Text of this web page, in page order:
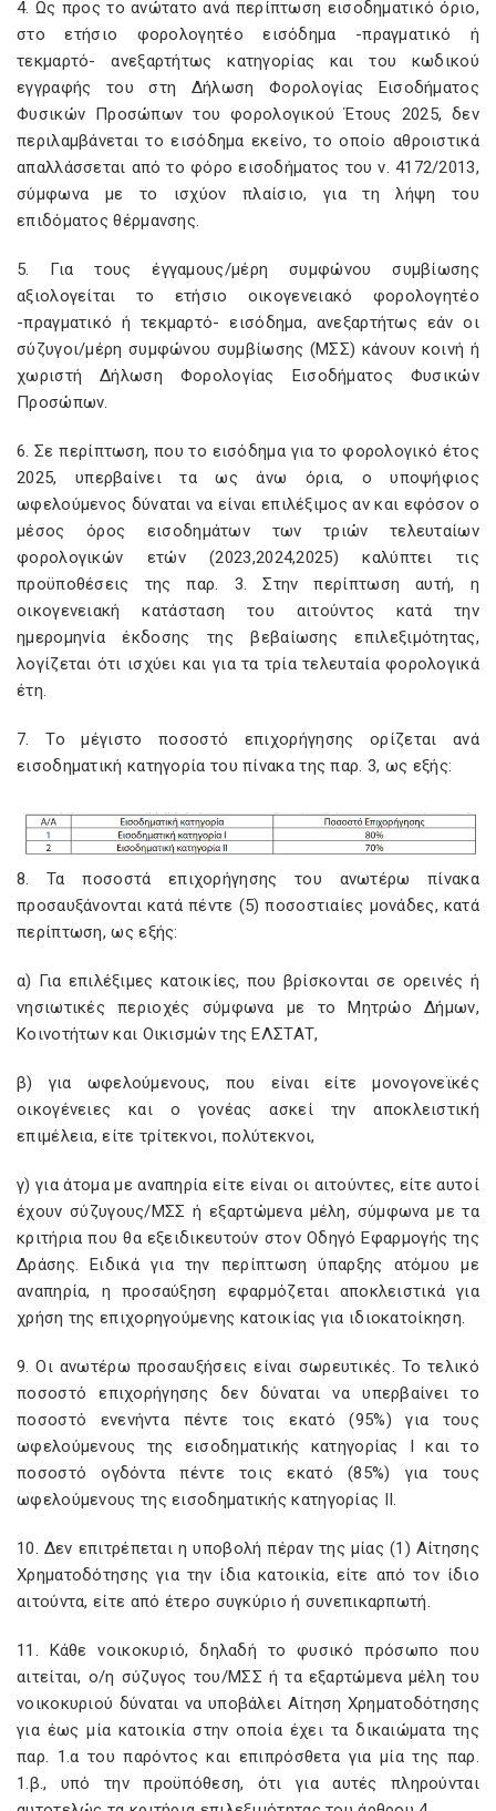
4. Ως προς το ανώτατο ανά περίπτωση εισοδηματικό όριο,
στο ετήσιο φορολογητέο εισόδημα -πραγματικό ή
τεκμαρτό- ανεξαρτήτως κατηγορίας και του κωδικού
εγγραφής του στη Δήλωση Φορολογίας Εισοδήματος
Φυσικών Προσώπων του φορολογικού Έτους 2025, δεν
περιλαμβάνεται το εισόδημα εκείνο, το οποίο αθροιστικά
απαλλάσσεται από το φόρο εισοδήματος του ν. 4172/2013,
σύμφωνα με το ισχύον πλαίσιο, για τη λήψη του
επιδόματος θέρμανσης.
5. Για τους έγγαμους/μέρη συμφώνου συμβίωσης
αξιολογείται το ετήσιο οικογενειακό φορολογητέο
-πραγματικό ή τεκμαρτό- εισόδημα, ανεξαρτήτως εάν οι
σύζυγοι/μέρη συμφώνου συμβίωσης (ΜΣΣ) κάνουν κοινή ή
χωριστή Δήλωση Φορολογίας Εισοδήματος Φυσικών
Προσώπων.
6. Σε περίπτωση, που το εισόδημα για το φορολογικό έτος
2025, υπερβαίνει τα ως άνω όρια, ο υποψήφιος
ωφελούμενος δύναται να είναι επιλέξιμος αν και εφόσον ο
μέσος όρος εισοδημάτων των τριών τελευταίων
φορολογικών ετών (2023,2024,2025) καλύπτει τις
προϋποθέσεις της παρ. 3. Στην περίπτωση αυτή, η
οικογενειακή κατάσταση του αιτούντος κατά την
ημερομηνία έκδοσης της βεβαίωσης επιλεξιμότητας,
λογίζεται ότι ισχύει και για τα τρία τελευταία φορολογικά
έτη.
7. Το μέγιστο ποσοστό επιχορήγησης ορίζεται ανά
εισοδηματική κατηγορία του πίνακα της παρ. 3, ως εξής:
8. Τα ποσοστά επιχορήγησης του ανωτέρω πίνακα
προσαυξάνονται κατά πέντε (5) ποσοστιαίες μονάδες, κατά
περίπτωση, ως εξής:
α) Για επιλέξιμες κατοικίες, που βρίσκονται σε ορεινές ή
νησιωτικές περιοχές σύμφωνα με το Μητρώο Δήμων,
Κοινοτήτων και Οικισμών της ΕΛΣΤΑΤ,
β) για ωφελούμενους, που είναι είτε μονογονεϊκές
οικογένειες και ο γονέας ασκεί την αποκλειστική
επιμέλεια, είτε τρίτεκνοι, πολύτεκνοι,
γ) για άτομα με αναπηρία είτε είναι οι αιτούντες, είτε αυτοί
έχουν σύζυγους/ΜΣΣ ή εξαρτώμενα μέλη, σύμφωνα με τα
κριτήρια που θα εξειδικευτούν στον Οδηγό Εφαρμογής της
Δράσης. Ειδικά για την περίπτωση ύπαρξης ατόμου με
αναπηρία, η προσαύξηση εφαρμόζεται αποκλειστικά για
χρήση της επιχορηγούμενης κατοικίας για ιδιοκατοίκηση.
9. Οι ανωτέρω προσαυξήσεις είναι σωρευτικές. Το τελικό
ποσοστό επιχορήγησης δεν δύναται να υπερβαίνει το
ποσοστό ενενήντα πέντε τοις εκατό (95%) για τους
ωφελούμενους της εισοδηματικής κατηγορίας Ι και το
ποσοστό ογδόντα πέντε τοις εκατό (85%) για τους
ωφελούμενους της εισοδηματικής κατηγορίας ΙΙ.
10. Δεν επιτρέπεται η υποβολή πέραν της μίας (1) Αίτησης
Χρηματοδότησης για την ίδια κατοικία, είτε από τον ίδιο
αιτούντα, είτε από έτερο συγκύριο ή συνεπικαρπωτή.
11. Κάθε νοικοκυριό, δηλαδή το φυσικό πρόσωπο που
αιτείται, ο/η σύζυγος του/ΜΣΣ ή τα εξαρτώμενα μέλη του
νοικοκυριού δύναται να υποβάλει Αίτηση Χρηματοδότησης
για έως μία κατοικία στην οποία έχει τα δικαιώματα της
παρ. 1.α του παρόντος και επιπρόσθετα για μία της παρ.
1.β., υπό την προϋπόθεση, ότι για αυτές πληρούνται